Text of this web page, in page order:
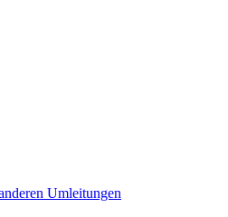
Umleitungen